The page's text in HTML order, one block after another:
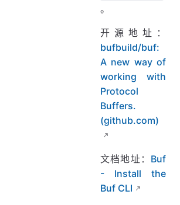
。
开源地址：
bufbuild/buf:
A new way of
working with
Protocol
Buffers.
(github.com)
文档地址： Buf
- Install the
Buf CLI